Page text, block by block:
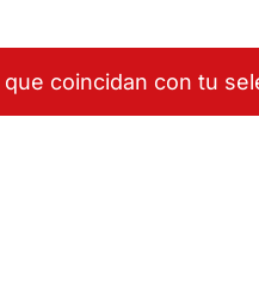
coincidan con tu